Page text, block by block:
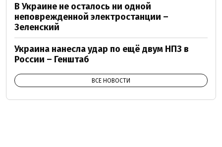
В Украине не осталось ни одной
неповрежденной электростанции –
Зеленский
Украина нанесла удар по ещё двум НПЗ в
России – Генштаб
ВСЕ НОВОСТИ